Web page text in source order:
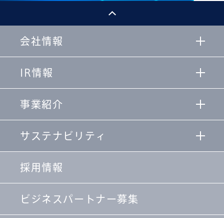
会社情報
IR情報
事業紹介
サステナビリティ
採用情報
ビジネスパートナー募集